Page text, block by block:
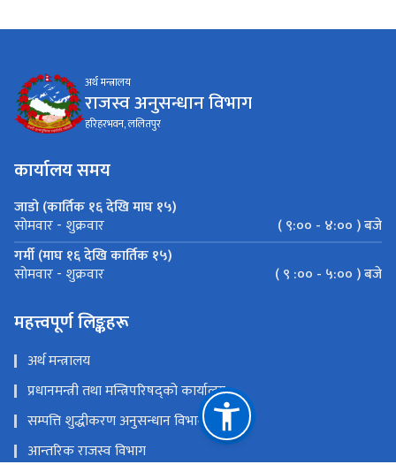
अर्थ मन्त्रालय
राजस्व अनुसन्धान विभाग
हरिहरभवन, ललितपुर
कार्यालय समय
जाडो (कार्तिक १६ देखि माघ १५)
सोमवार - शुक्रवार
( ९:०० - ४:०० ) बजे
गर्मी (माघ १६ देखि कार्तिक १५)
सोमवार - शुक्रवार ( ९ :०० - ५:०० ) बजे
महत्त्वपूर्ण लिङ्कहरू
अर्थ मन्त्रालय
प्रधानमन्त्री तथा मन्त्रिपरिषद्को कार्यालय
सम्पत्ति शुद्धीकरण अनुसन्धान विभाग
आन्तरिक राजस्व विभाग